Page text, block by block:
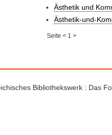
Ästhetik und
Ästhetik-und-
Seite< 1 >
Bibliothekswerk : Das